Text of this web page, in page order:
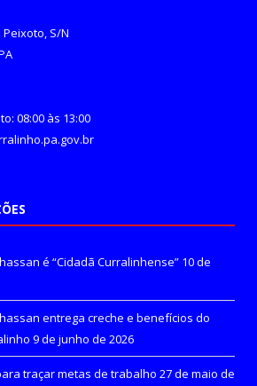
S/N
08:00 às 13:00
é “Cidadã Curralinhense” 10 de
entrega creche e benefícios do
9 de junho de 2026
traçar metas de trabalho 27 de maio de